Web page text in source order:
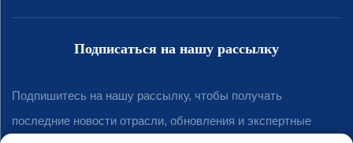
Подписаться на нашу рассылку
Подпишитесь на нашу рассылку, чтобы получать
последние новости отрасли, обновления и экспертные